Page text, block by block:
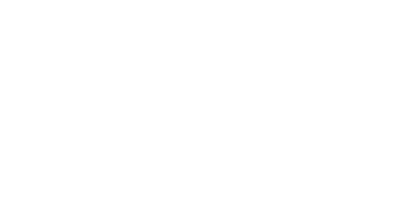
tid og penger ved
Relations hos
til tross for at